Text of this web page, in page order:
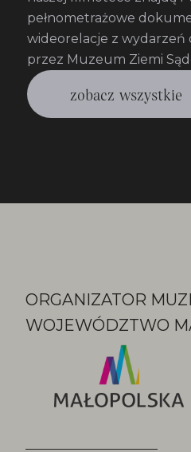
pełnometrażowe
wideorelacje z wydarzeń
przez Muzeum Ziemi
zobacz wszystkie
Partnerzy
ORGANIZATOR
WOJEWÓDZTWO